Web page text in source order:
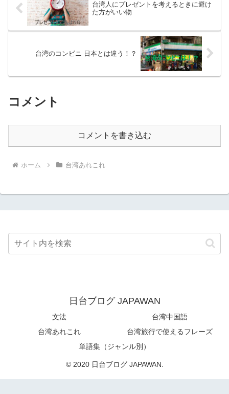
台湾人にプレゼントを考えるときに避け
た方がいい物
台湾のコンビニ 日本とは違う！？
コメント
コメントを書き込む
ホーム 台湾あれこれ
日台ブログ JAPAWAN
文法
台湾中国語
台湾あれこれ
台湾旅行で使えるフレーズ
単語集（ジャンル別）
© 2020 日台ブログ JAPAWAN.